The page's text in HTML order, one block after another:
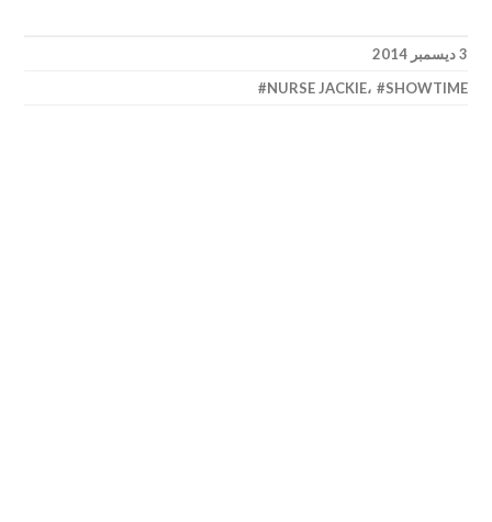
3 ديسمبر 2014
NURSE JACKIE، SHOWTIME